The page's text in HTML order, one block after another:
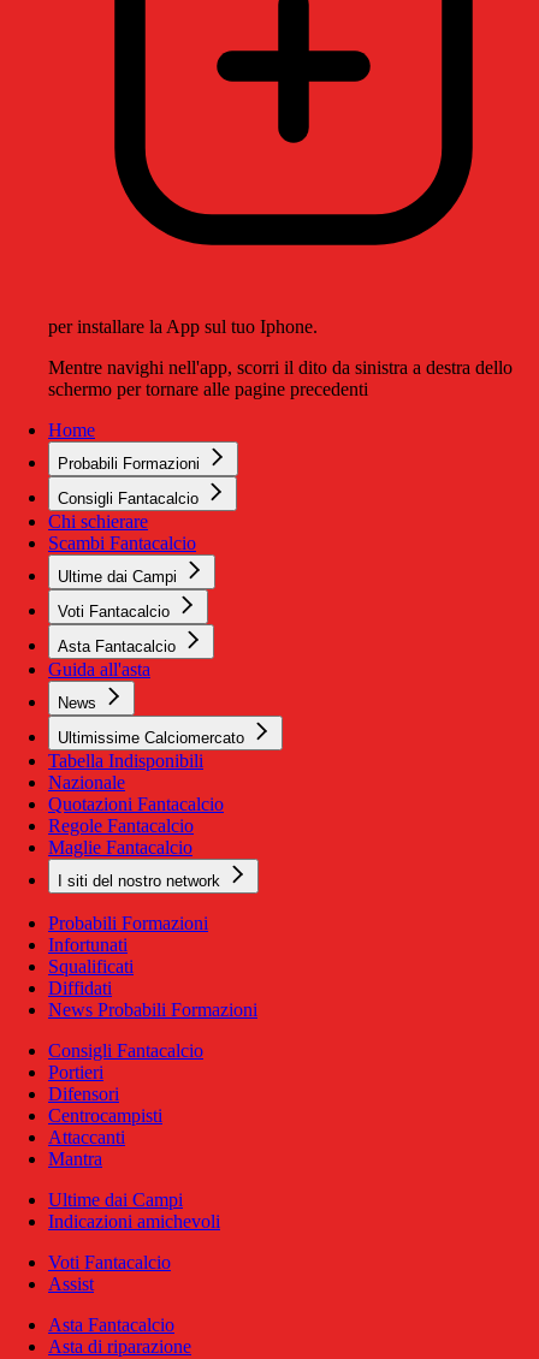
per installare la App sul tuo Iphone.
Mentre navighi nell'app, scorri il dito da sinistra a destra dello
schermo per tornare alle pagine precedenti
Home
Probabili Formazioni
Consigli Fantacalcio
Chi schierare
Scambi Fantacalcio
Ultime dai Campi
Voti Fantacalcio
Asta Fantacalcio
Guida all'asta
News
Ultimissime Calciomercato
Tabella Indisponibili
Nazionale
Quotazioni Fantacalcio
Regole Fantacalcio
Maglie Fantacalcio
I siti del nostro network
Probabili Formazioni
Infortunati
Squalificati
Diffidati
News Probabili Formazioni
Consigli Fantacalcio
Portieri
Difensori
Centrocampisti
Attaccanti
Mantra
Ultime dai Campi
Indicazioni amichevoli
Voti Fantacalcio
Assist
Asta Fantacalcio
Asta di riparazione